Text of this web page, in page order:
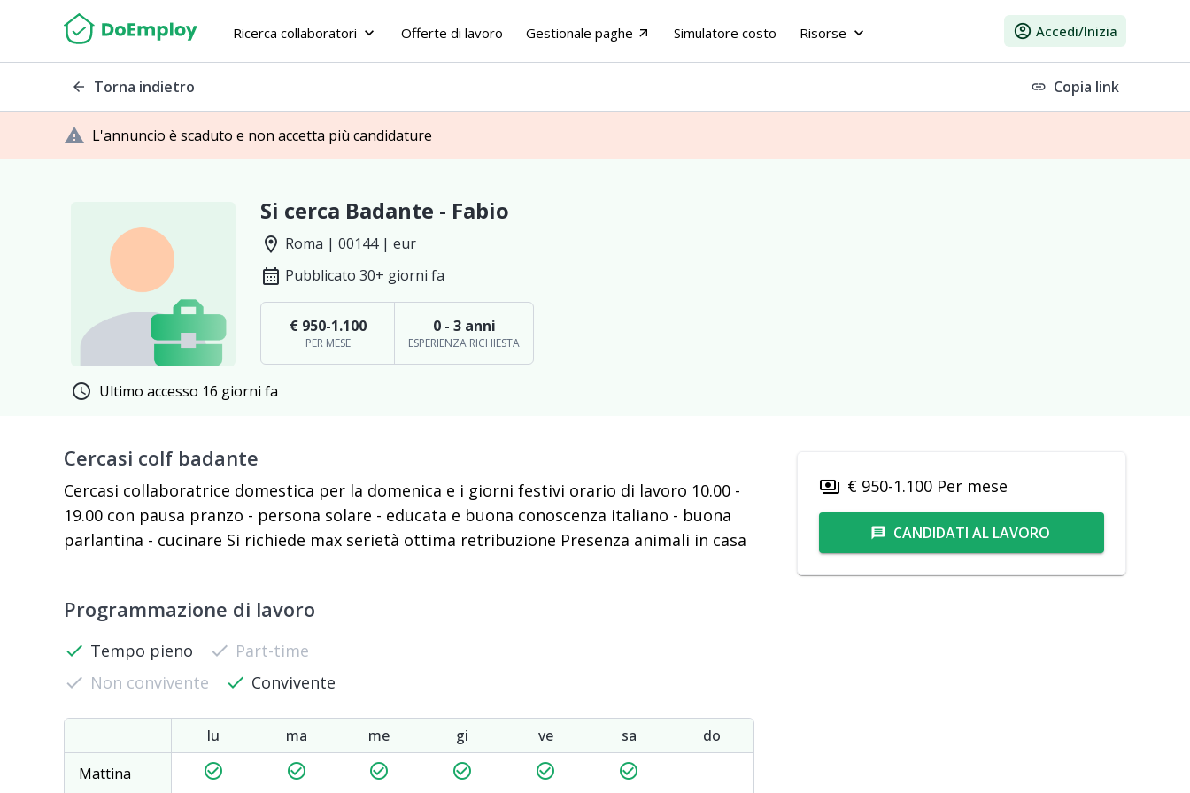
Ricerca collaboratori keyboard_arrow_down Offerte di lavoro Gestionale paghe arrow_outward Simulatore costo Risorse keyboard_arrow_down account_circle Accedi/Inizia
arrow_back Torna indietro link Copia link
warning L'annuncio è scaduto e non accetta più candidature
Si cerca Badante - Fabio
location_on Roma | 00144 | eur
calendar_month Pubblicato 30+ giorni fa
€ 950-1.100
PER MESE
0 - 3 anni
ESPERIENZA RICHIESTA
schedule Ultimo accesso 16 giorni fa
Cercasi colf badante
Cercasi collaboratrice domestica per la domenica e i giorni festivi orario di lavoro 10.00 -
19.00 con pausa pranzo - persona solare - educata e buona conoscenza italiano - buona
parlantina - cucinare Si richiede max serietà ottima retribuzione Presenza animali in casa
Programmazione di lavoro
check Tempo pieno check Part-time
check Non convivente check Convivente
lu ma me gi ve sa
do
Mattina
check_circle_outline check_circle_outline check_circle_outline check_circle_outline check_circle_outline check_circle_outline
payments € 950-1.100 Per mese
message CANDIDATI AL LAVORO